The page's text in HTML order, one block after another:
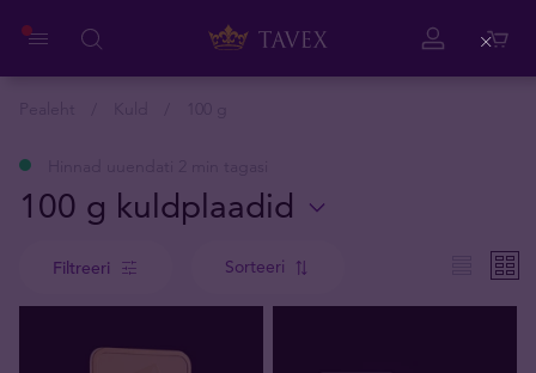
100 g kuldplaadid
Filtreeri Sorteeri
Close